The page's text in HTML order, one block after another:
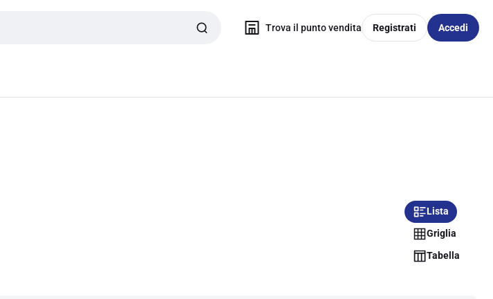
Trova il punto vendita Registrati Accedi
Lista
Griglia
Tabella